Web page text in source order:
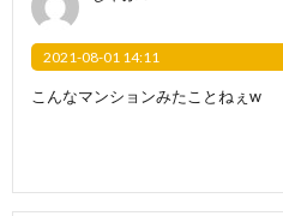
2021-08-01 14:11
こんなマンションみたことねぇw